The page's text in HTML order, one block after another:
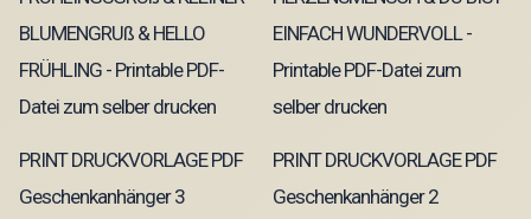
PRINT DRUCKVORLAGE PDF
Geschenkanhänger 3
PRINT DRUCKVORLAGE PDF
Geschenkanhänger 2